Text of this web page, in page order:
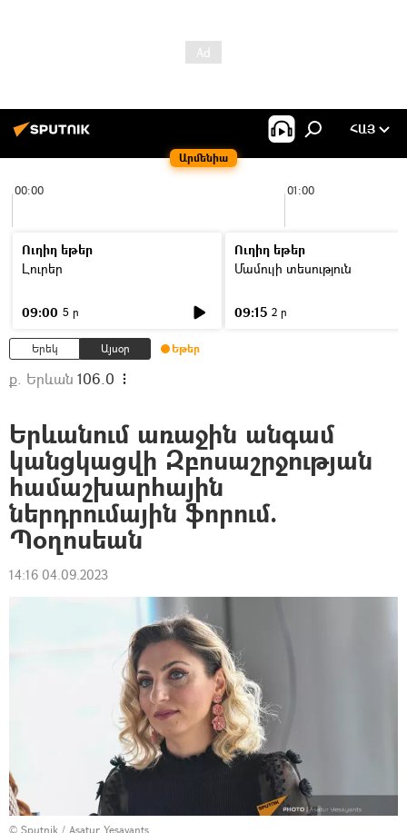
Արմենիա
ՀԱՅ
00:00 01:00
Ուղիղ եթեր
Լուրեր
09:00 5 ր
Ուղիղ եթեր
Մամուլի տեսություն
09:15 2 ր
Երեկ Այսօր Եթեր
ք. Երևան 106.0
Երևանում առաջին անգամ
կանցկացվի Զբոսաշրջության
համաշխարհային
ներդրումային ֆորում.
Պօղոսեան
14:16 04.09.2023
© Sputnik / Asatur Yesayants